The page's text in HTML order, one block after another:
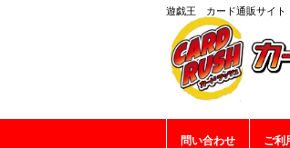
遊戯王 カード通販サイト
問い合わせ ご利